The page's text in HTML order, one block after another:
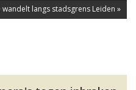
langs stadsgrens Leiden »